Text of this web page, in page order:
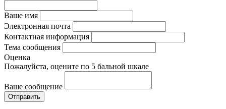
Ваше имя
Электронная почта
Контактная информация
Тема сообщения
Оценка
Пожалуйста, оцените по 5 бальной шкале
Ваше сообщение